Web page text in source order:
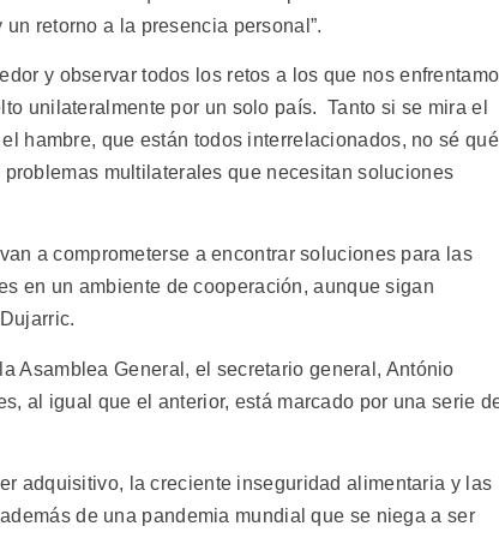
retorno a la presencia personal”.
y observar todos los retos a los que nos
unilateralmente por un solo país. Tanto si se mira el
hambre, que están todos interrelacionados, no sé qué
multilaterales que necesitan soluciones
a comprometerse a encontrar soluciones para las
en un ambiente de cooperación, aunque sigan
Asamblea General, el secretario general, António
al igual que el anterior, está marcado por una serie
adquisitivo, la creciente inseguridad alimentaria y las
de una pandemia mundial que se niega a ser